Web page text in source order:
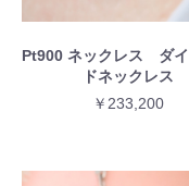
Pt900 ネックレス ダ
ドネックレス
￥233,200